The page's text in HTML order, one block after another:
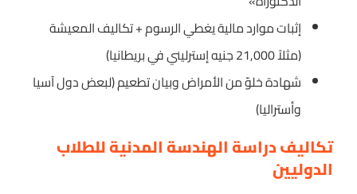
إثبات موارد مالية يغطي الرسوم + تكاليف المعيشة
(مثلاً 21,000 جنيه إسترليني في بريطانيا)
شهادة خلوّ من الأمراض وبيان تطعيم (لبعض دول آسيا
وأستراليا)
تكاليف دراسة الهندسة المدنية للطلاب
الدوليين